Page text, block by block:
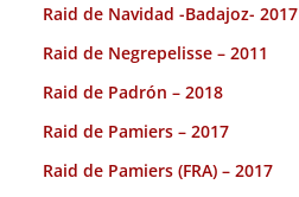
Raid de Navidad -Badajoz- 2017
Raid de Negrepelisse – 2011
Raid de Padrón – 2018
Raid de Pamiers – 2017
Raid de Pamiers (FRA) – 2017